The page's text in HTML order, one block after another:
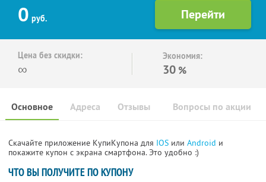
0 руб.
Цена без скидки:
∞
Экономия:
30 %
Основное Отзывы Вопросы по акции
Адреса
Скачайте приложение КупиКупона для IOS или Android и
покажите купон с экрана смартфона. Это удобно :)
ЧТО ВЫ ПОЛУЧИТЕ ПО КУПОНУ